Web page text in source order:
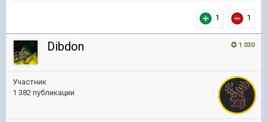
1 1
1 030
Dibdon
Участник
1 382 публикации